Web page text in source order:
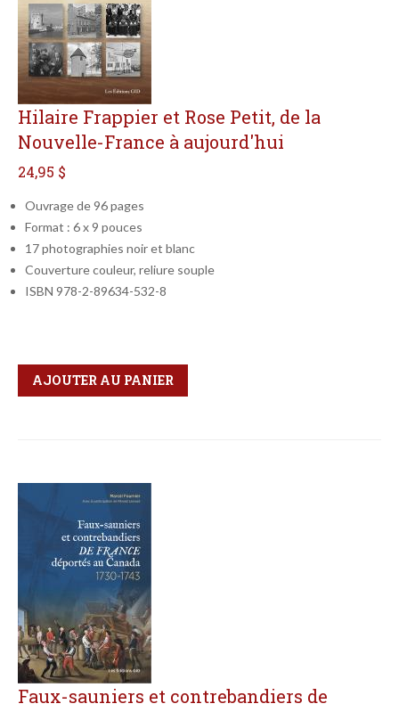
Hilaire Frappier et Rose Petit, de la
Nouvelle-France à aujourd'hui
24,95 $
Ouvrage de 96 pages
Format : 6 x 9 pouces
17 photographies noir et blanc
Couverture couleur, reliure souple
ISBN 978-2-89634-532-8
Qté
Format
AJOUTER AU PANIER
Faux-sauniers et contrebandiers de